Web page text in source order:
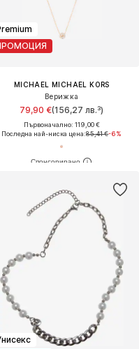
MICHAEL MICHAEL KORS
Верижка
79,90 €(156,27 лв.³)
Първоначално: 119,00 €
Последна най-ниска цена:85,41 €-6%